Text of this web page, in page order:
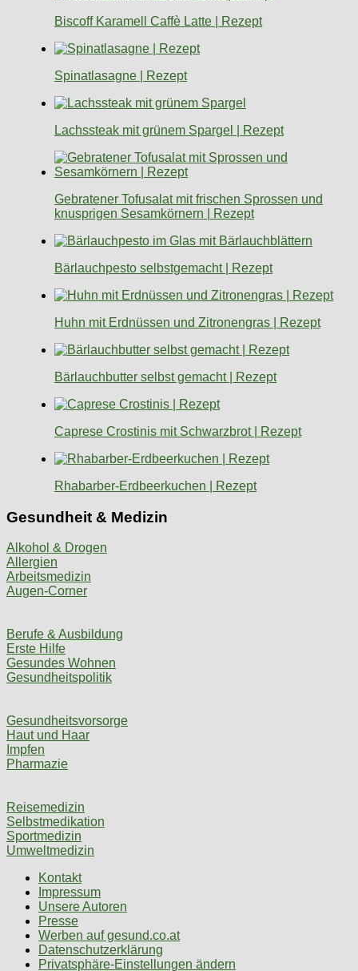
Biscoff Karamell Caffè Latte | Rezept
Spinatlasagne | Rezept
Lachssteak mit grünem Spargel | Rezept
Gebratener Tofusalat mit frischen Sprossen und
knusprigen Sesamkörnern | Rezept
Bärlauchpesto selbstgemacht | Rezept
Huhn mit Erdnüssen und Zitronengras | Rezept
Bärlauchbutter selbst gemacht | Rezept
Caprese Crostinis mit Schwarzbrot | Rezept
Rhabarber-Erdbeerkuchen | Rezept
Gesundheit & Medizin
Alkohol & Drogen
Allergien
Arbeitsmedizin
Augen-Corner
Berufe & Ausbildung
Erste Hilfe
Gesundes Wohnen
Gesundheitspolitik
Gesundheitsvorsorge
Haut und Haar
Impfen
Pharmazie
Reisemedizin
Selbstmedikation
Sportmedizin
Umweltmedizin
Kontakt
Impressum
Unsere Autoren
Presse
Werben auf gesund.co.at
Datenschutzerklärung
Privatsphäre-Einstellungen ändern